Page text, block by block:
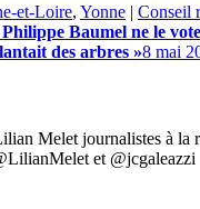
et-Loire, Yonne | Conseil
Baumel ne le
des arbres »8 mai
Melet journalistes à
et @jcgaleazzi